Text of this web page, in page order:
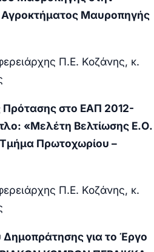
Αγροκτήματος Μαυροπηγής
Π.Ε. Κοζάνης, κ.
στο ΕΑΠ 2012-
«Μελέτη Βελτίωσης Ε.Ο.
Πρωτοχωρίου –
Π.Ε. Κοζάνης, κ.
Δημοπράτησης για το Έργο